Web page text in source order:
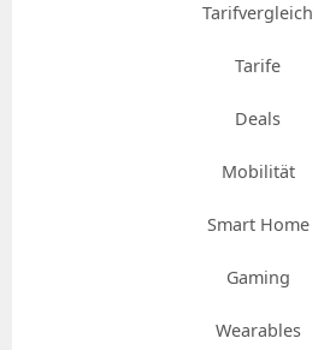
Tarifvergleich
Tarife
Deals
Mobilität
Smart Home
Gaming
Wearables